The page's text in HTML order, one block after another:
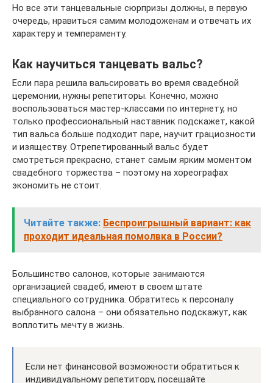
Но все эти танцевальные сюрпризы должны, в первую
очередь, нравиться самим молодоженам и отвечать их
характеру и темпераменту.
Как научиться танцевать вальс?
Если пара решила вальсировать во время свадебной
церемонии, нужны репетиторы. Конечно, можно
воспользоваться мастер-классами по интернету, но
только профессиональный наставник подскажет, какой
тип вальса больше подходит паре, научит грациозности
и изяществу. Отрепетированный вальс будет
смотреться прекрасно, станет самым ярким моментом
свадебного торжества – поэтому на хореографах
экономить не стоит.
Читайте также: Беспроигрышный вариант: как
проходит идеальная помолвка в России?
Большинство салонов, которые занимаются
организацией свадеб, имеют в своем штате
специального сотрудника. Обратитесь к персоналу
выбранного салона – они обязательно подскажут, как
воплотить мечту в жизнь.
Если нет финансовой возможности обратиться к
индивидуальному репетитору, посещайте